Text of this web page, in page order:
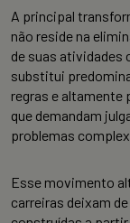
A principal
não reside na
de suas atividades
substitui
regras e altamente
que demandam
problemas
Esse movimento
carreiras deixam